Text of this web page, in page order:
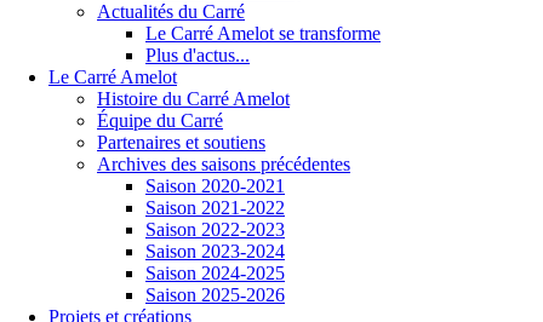
Actualités du Carré
Le Carré Amelot se transforme
Plus d'actus...
Le Carré Amelot
Histoire du Carré Amelot
Équipe du Carré
Partenaires et soutiens
Archives des saisons précédentes
Saison 2020-2021
Saison 2021-2022
Saison 2022-2023
Saison 2023-2024
Saison 2024-2025
Saison 2025-2026
Projets et créations